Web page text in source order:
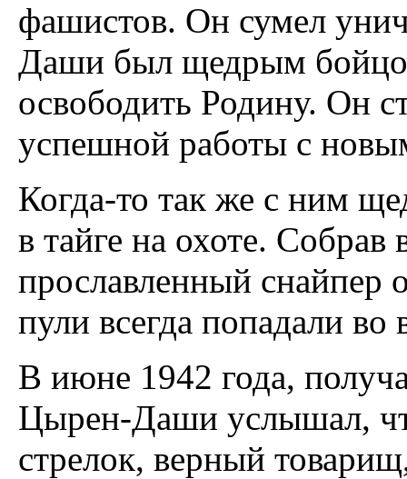
фашистов. Он сумел
Даши был щедрым
освободить Родину. Он
успешной работы с
Когда-то так же с ним
в тайге на охоте.
прославленный снайпер
пули всегда попадали во
В июне 1942 года,
Цырен-Даши услышал,
стрелок, верный